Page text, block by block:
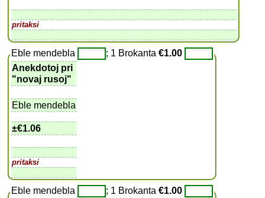
pritaksi
Eble mendebla ; 1 Brokanta€1.00
Anekdotoj pri
"novaj rusoj"
Eble mendebla
±€1.06
pritaksi
Eble mendebla ; 1 Brokanta€1.00